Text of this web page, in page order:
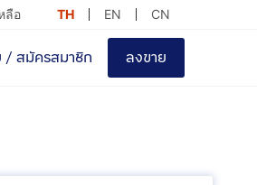
ลือ TH EN CN
/ สมัครสมาชิก ลงขาย